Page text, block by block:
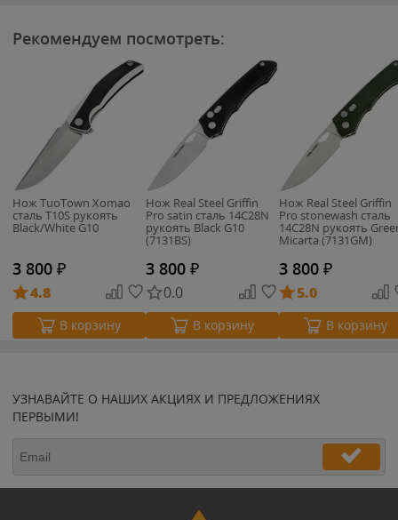
Рекомендуем посмотреть:
Нож TuoTown Xomao
сталь T10S рукоять
Black/White G10
3 800 ₽
4.8
В корзину
Нож Real Steel Griffin
Pro satin сталь 14C28N
рукоять Black G10
(7131BS)
3 800 ₽
0.0
В корзину
Нож Real Steel Griffin
Pro stonewash сталь
14C28N рукоять
Micarta (7131GM)
3 800 ₽
5.0
В корзину
УЗНАВАЙТЕ О НАШИХ АКЦИЯХ И ПРЕДЛОЖЕНИЯХ
ПЕРВЫМИ!